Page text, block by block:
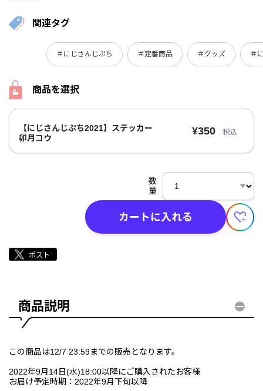
関連タグ
＃にじさんじぷち ＃定番商品 ＃グッズ ＃
商品を選択
【にじさんじぷち2021】ステッカー
卯月コウ
¥350 税込
数
量
カートに入れる
商品説明
この商品は12/7 23:59までの販売となります。
2022年9月14日(水)18:00以降にご購入されたお客様
お届け予定時期：2022年9月下旬以降